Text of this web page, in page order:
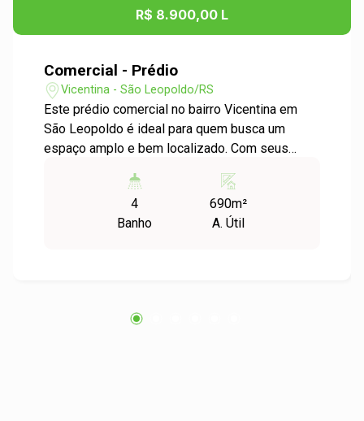
R$ 8.900,00 L
Comercial - Prédio
Vicentina - São Leopoldo/RS
Este prédio comercial no bairro Vicentina em
São Leopoldo é ideal para quem busca um
espaço amplo e bem localizado. Com seus
bastante espaço para diversas atividades
comerciais, como supermercados ou outras
lojas de grande porte. O mezanino com duas
às necessidades básicas de clientes e
4
Banho
690m²
A. Útil